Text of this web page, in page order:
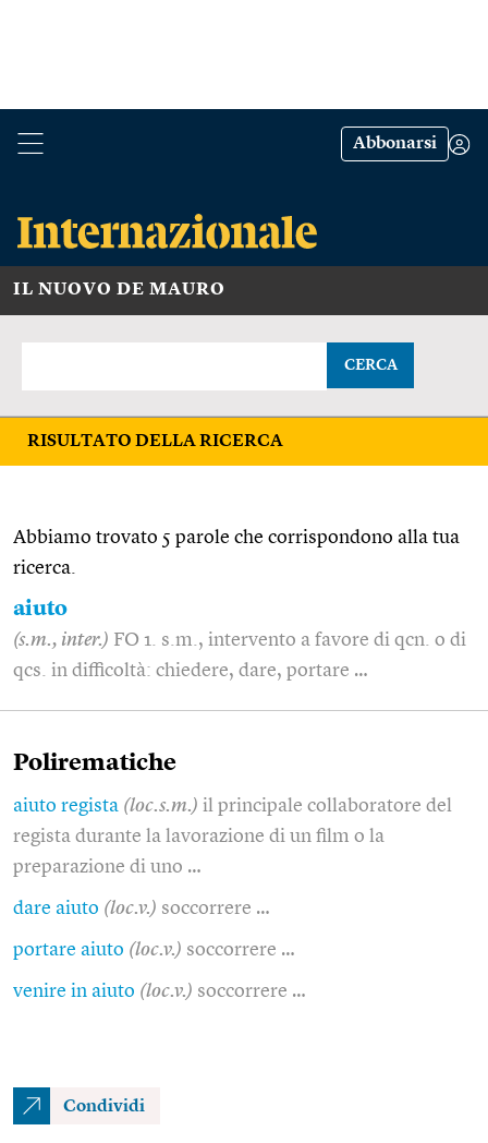
Abbonarsi
IL NUOVO DE MAURO
CERCA
RISULTATO DELLA RICERCA
Abbiamo trovato 5 parole che corrispondono alla tua
ricerca.
aiuto
(s.m., inter.) FO 1. s.m., intervento a favore di qcn. o di
qcs. in difficoltà: chiedere, dare, portare …
Polirematiche
aiuto regista (loc.s.m.) il principale collaboratore del
regista durante la lavorazione di un film o la
preparazione di uno …
dare aiuto (loc.v.) soccorrere …
portare aiuto (loc.v.) soccorrere …
venire in aiuto (loc.v.) soccorrere …
Condividi